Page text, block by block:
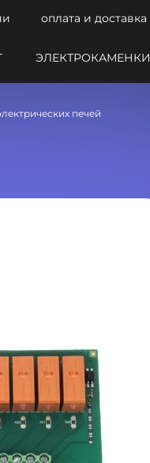
оплата и доставка
ЭЛЕКТРОКАМЕНКИ
печей